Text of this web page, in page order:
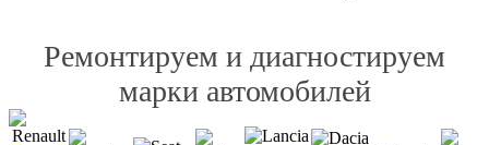
Ремонтируем и диагностируем
марки автомобилей